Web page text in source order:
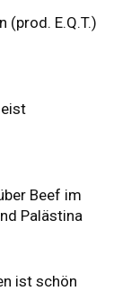
(prod. E.Q.T.)
Beef im
Palästina
ist schön